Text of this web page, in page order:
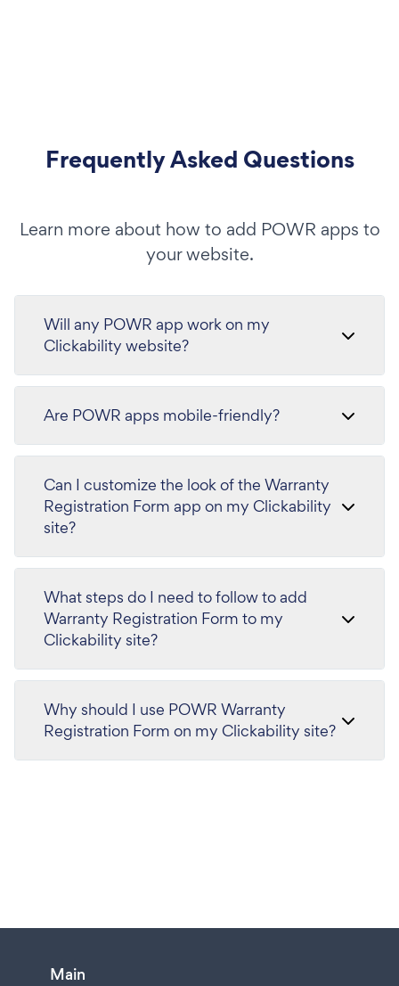
Frequently Asked Questions
Learn more about how to add POWR apps to
your website.
Will any POWR app work on my
Clickability website?
Are POWR apps mobile-friendly?
Can I customize the look of the Warranty
Registration Form app on my Clickability
site?
What steps do I need to follow to add
Warranty Registration Form to my
Clickability site?
Why should I use POWR Warranty
Registration Form on my Clickability site?
Main